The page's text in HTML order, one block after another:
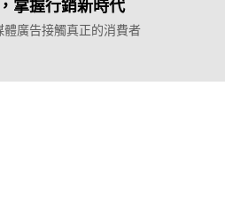
掌握行銷新時代
廣告接觸真正的消費者